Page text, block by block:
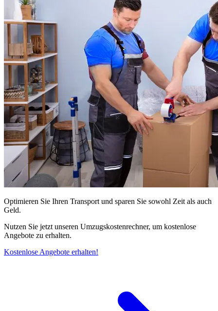
Optimieren Sie Ihren Transport und sparen Sie sowohl Zeit als auch
Geld.
Nutzen Sie jetzt unseren Umzugskostenrechner, um kostenlose
Angebote zu erhalten.
Kostenlose Angebote erhalten!